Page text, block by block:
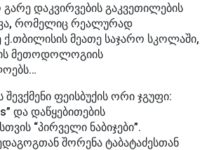
დაკვირვების გაკვეთილების
რომელიც რეალურად
მეათე საჯარო სკოლაში,
მეთოდოლოგიის
ფეისბუქის ორი ჯგუფი:
და დაწყებითების
“პირველი ნაბიჯები”.
შორენა ტაბატაძესთან